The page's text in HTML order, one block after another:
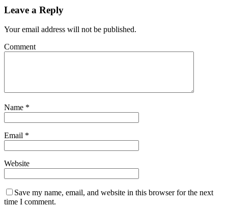
Leave a Reply
Your email address will not be published.
Comment
Name *
Email *
Website
Save my name, email, and website in this browser for the next
time I comment.